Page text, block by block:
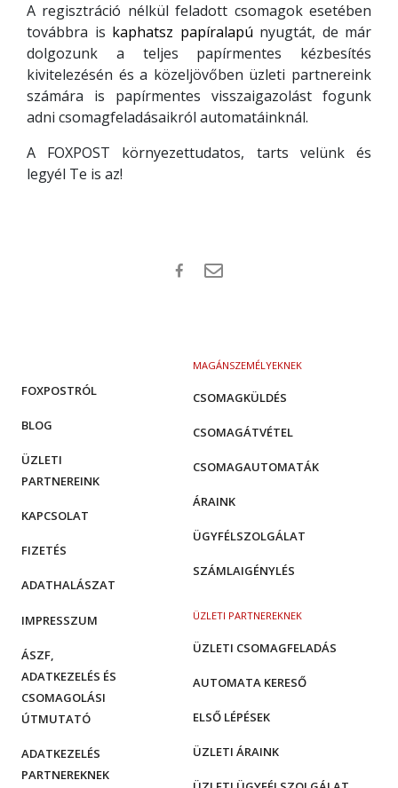
A regisztráció nélkül feladott csomagok esetében
továbbra is kaphatsz papíralapú nyugtát, de már
dolgozunk a teljes papírmentes kézbesítés
kivitelezésén és a közeljövőben üzleti partnereink
számára is papírmentes visszaigazolást fogunk
adni csomagfeladásaikról automatáinknál.
A FOXPOST környezettudatos, tarts velünk és
legyél Te is az!
MAGÁNSZEMÉLYEKNEK
CSOMAGKÜLDÉS
CSOMAGÁTVÉTEL
CSOMAGAUTOMATÁK
ÁRAINK
ÜGYFÉLSZOLGÁLAT
SZÁMLAIGÉNYLÉS
ÜZLETI PARTNEREKNEK
ÜZLETI CSOMAGFELADÁS
AUTOMATA KERESŐ
ELSŐ LÉPÉSEK
ÜZLETI ÁRAINK
FOXPOSTRÓL
BLOG
ÜZLETI
PARTNEREINK
KAPCSOLAT
FIZETÉS
ADATHALÁSZAT
IMPRESSZUM
ÁSZF,
ADATKEZELÉS ÉS
CSOMAGOLÁSI
ÚTMUTATÓ
ADATKEZELÉS
PARTNEREKNEK